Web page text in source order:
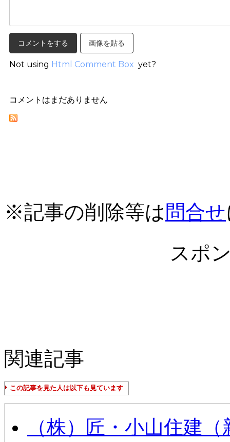
画像を貼る
Not using Html Comment Box yet?
コメントはまだありません
※記事の削除等は 問合せ
スポ
関連記事
この記事を見た人は以下も見ています
（株）匠・小山住建